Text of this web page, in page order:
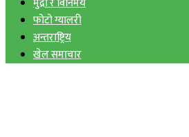
फोटो ग्यालरी
अन्तराष्ट्रिय
खेल समाचार